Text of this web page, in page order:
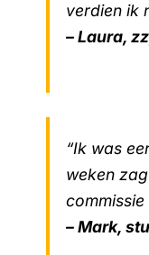
verdien ik
– Laura,
“Ik was
weken
commissie
– Mark,